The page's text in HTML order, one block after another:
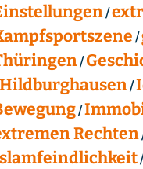
Rechten